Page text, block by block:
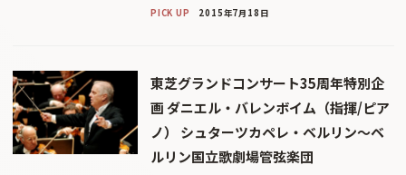
PICK UP 2015年7月18日
東芝グランドコンサート35周年特別企
画 ダニエル・バレンボイム（指揮/ピア
ノ） シュターツカペレ・ベルリン〜ベ
ルリン国立歌劇場管弦楽団